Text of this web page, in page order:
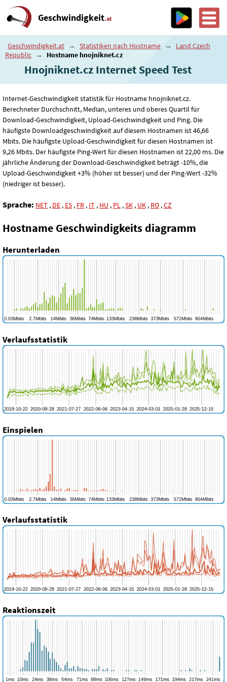
Geschwindigkeit.at
Geschwindigkeit.at → Statistiken nach Hostname →
Land Czech
Republic → Hostname hnojniknet.cz
Hnojniknet.cz Internet Speed ​​Test
Internet-Geschwindigkeit statistik für Hostname hnojniknet.cz.
Berechneter Durchschnitt, Median, unteres und oberes Quartil für
Download-Geschwindigkeit, Upload-Geschwindigkeit und Ping. Die
häufigste Downloadgeschwindigkeit auf diesem Hostnamen ist 46,66
Mbits. Die häufigste Upload-Geschwindigkeit für diesen Hostnamen ist
9,26 Mbits. Der häufigste Ping-Wert für diesen Hostnamen ist 22,00 ms. Die
jährliche Änderung der Download-Geschwindigkeit beträgt -10%, die
Upload-Geschwindigkeit +3% (höher ist besser) und der Ping-Wert -32%
(niedriger ist besser).
Sprache: NET , DE , ES , FR , IT , HU , PL ,SK , UK , RO ,CZ
Hostname Geschwindigkeits diagramm
Herunterladen
Verlaufsstatistik
Einspielen
Verlaufsstatistik
Reaktionszeit